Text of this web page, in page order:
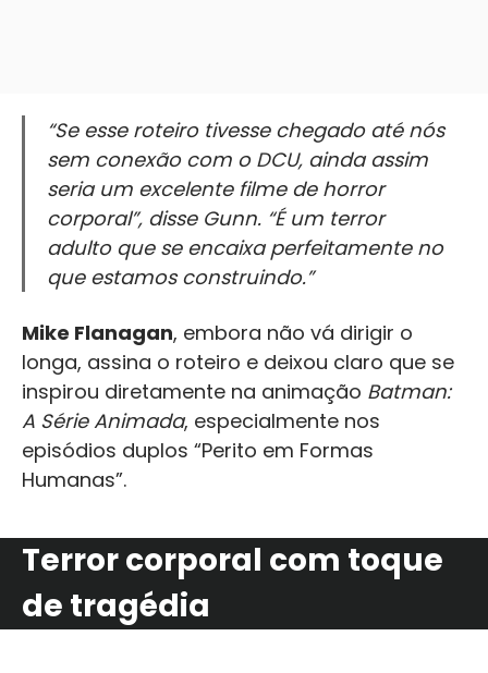
“Se esse roteiro tivesse chegado até nós
sem conexão com o DCU, ainda assim
seria um excelente filme de horror
corporal”, disse Gunn. “É um terror
adulto que se encaixa perfeitamente no
que estamos construindo.”
Mike Flanagan, embora não vá dirigir o
longa, assina o roteiro e deixou claro que se
inspirou diretamente na animação Batman:
A Série Animada, especialmente nos
episódios duplos “Perito em Formas
Humanas”.
Terror corporal com toque
de tragédia